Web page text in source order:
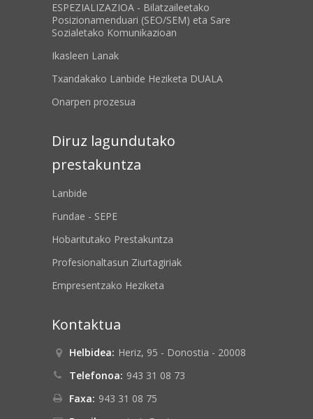
ESPEZIALIZAZIOA - Bilatzaileetako
Posizionamenduari (SEO/SEM) eta Sare
Sozialetako Komunikazioan
Ikasleen Lanak
Txandakako Lanbide Heziketa DUALA
Onarpen prozesua
Diruz lagundutako
prestakuntza
Lanbide
Fundae - SEPE
Hobaritutako Prestakuntza
Profesionaltasun Ziurtagiriak
Empresentzako Heziketa
Kontaktua
Helbidea: Heriz, 95 - Donostia - 20008
Telefonoa: 943 31 08 73
Faxa: 943 31 08 75